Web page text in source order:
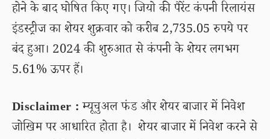
होने के बाद घोषित किए गए। जियो की पैरेंट कंपनी रिलायंस
इंडस्ट्रीज का शेयर शुक्रवार को करीब 2,735.05 रुपये पर
बंद हुआ। 2024 की शुरुआत से कंपनी के शेयर लगभग
5.61% ऊपर हैं।
Disclaimer :म्यूचुअल फंड और शेयर बाजार में निवेश
जोखिम पर आधारित होता है। शेयर बाजार में निवेश करने से